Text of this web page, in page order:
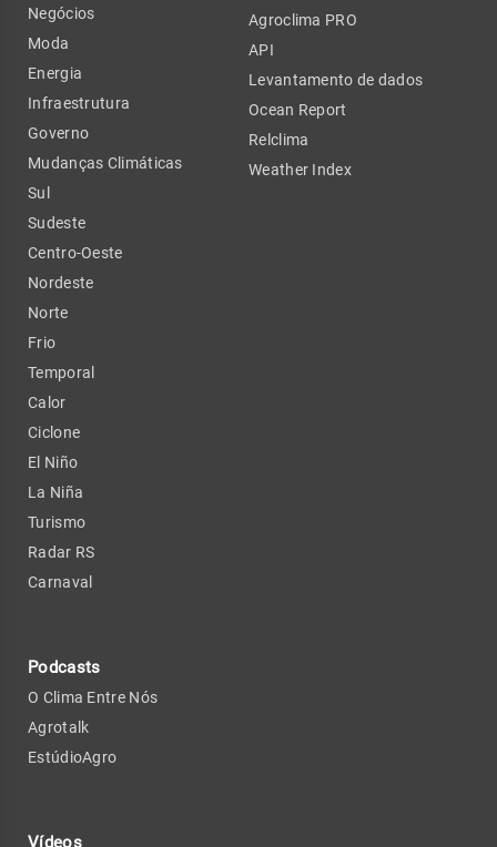
Negócios
Moda
Energia
Infraestrutura
Governo
Mudanças Climáticas
Sul
Sudeste
Centro-Oeste
Nordeste
Norte
Frio
Temporal
Calor
Ciclone
El Niño
La Niña
Turismo
Radar RS
Carnaval
Podcasts
O Clima Entre Nós
Agrotalk
EstúdioAgro
Vídeos
Agroclima PRO
API
Levantamento de dados
Ocean Report
Relclima
Weather Index